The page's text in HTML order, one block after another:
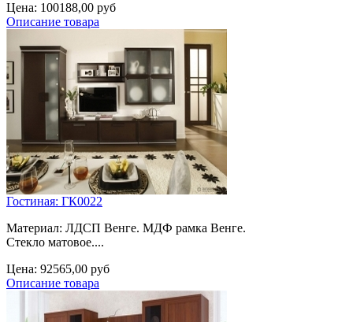
Цена: 100188,00 руб
Описание товара
Гостиная: ГК0022
Материал: ЛДСП Венге. МДФ рамка Венге.
Стекло матовое....
Цена: 92565,00 руб
Описание товара